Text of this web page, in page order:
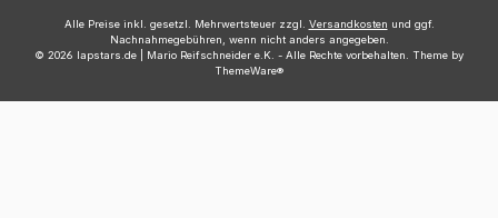
Alle Preise inkl. gesetzl. Mehrwertsteuer zzgl. Versandkosten und ggf.
Nachnahmegebühren, wenn nicht anders angegeben.
© 2026 lapstars.de | Mario Reifschneider e.K. - Alle Rechte vorbehalten. Theme by
ThemeWare®